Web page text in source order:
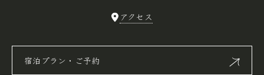
アクセス
宿泊プラン・ご予約